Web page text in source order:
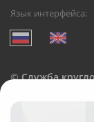
Язык интерфейса:
©Служба
Русский Букет,